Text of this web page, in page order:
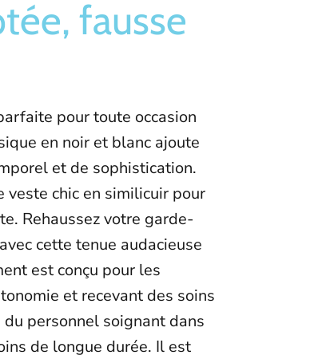
fausse
pour toute occasion
en noir et blanc ajoute
et de sophistication.
veste chic en similicuir pour
Rehaussez votre garde-
cette tenue audacieuse
est conçu pour les
et recevant des soins
personnel soignant dans
de longue durée. Il est